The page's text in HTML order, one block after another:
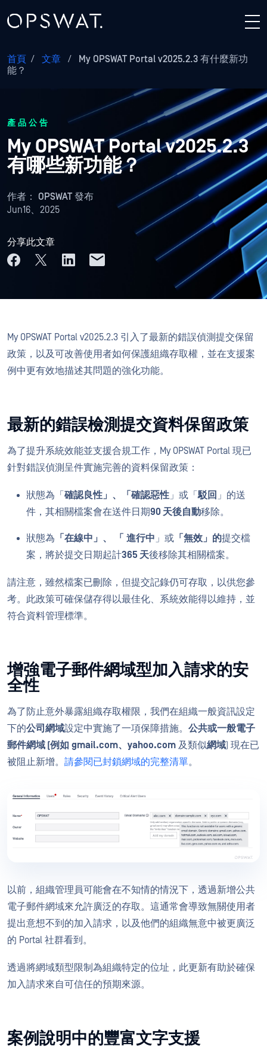
首頁 / 文章 /
My OPSWAT Portal v2025.2.3 有什麼新功
能？
產品公告
My OPSWAT Portal v2025.2.3
有哪些新功能？
作者： OPSWAT 發布
Jun16、2025
分享此文章
My OPSWAT Portal v2025.2.3 引入了最新的錯誤偵測提交保留
政策，以及可改善使用者如何保護組織存取權，並在支援案
例中更有效地描述其問題的強化功能。
最新的錯誤檢測提交資料保留政策
為了提升系統效能並支援合規工作，My OPSWAT Portal 現已
針對錯誤偵測呈件實施完善的資料保留政策：
狀態為「 確認良性」、「確認惡性 」或「駁回 」的送
件，其相關檔案會在送件日期90 天後自動移除。
狀態為 「在線中」、 「 進行中 」或 「無效」的提交檔
案，將於提交日期起計365 天後移除其相關檔案。
請注意，雖然檔案已刪除，但提交記錄仍可存取，以供您參
考。此政策可確保儲存得以最佳化、系統效能得以維持，並
符合資料管理標準。
增強電子郵件網域型加入請求的安
全性
為了防止意外暴露組織存取權限，我們在組織一般資訊設定
下的公司網域設定中實施了一項保障措施。 公共或一般電子
郵件網域 (例如 gmail.com、yahoo.com 及類似網域) 現在已
被阻止新增。 請參閱已封鎖網域的完整清單。
以前，組織管理員可能會在不知情的情況下，透過新增公共
電子郵件網域來允許廣泛的存取。這通常會導致無關使用者
提出意想不到的加入請求，以及他們的組織無意中被更廣泛
的 Portal 社群看到。
透過將網域類型限制為組織特定的位址，此更新有助於確保
加入請求來自可信任的預期來源。
案例說明中的豐富文字支援